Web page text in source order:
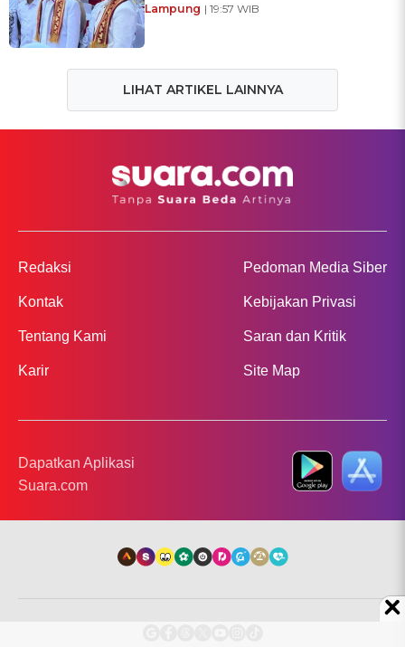
Lampung | 19:57 WIB
LIHAT ARTIKEL LAINNYA
Redaksi
Kontak
Tentang Kami
Karir
Pedoman Media Siber
Kebijakan Privasi
Saran dan Kritik
Site Map
Dapatkan Aplikasi
Suara.com